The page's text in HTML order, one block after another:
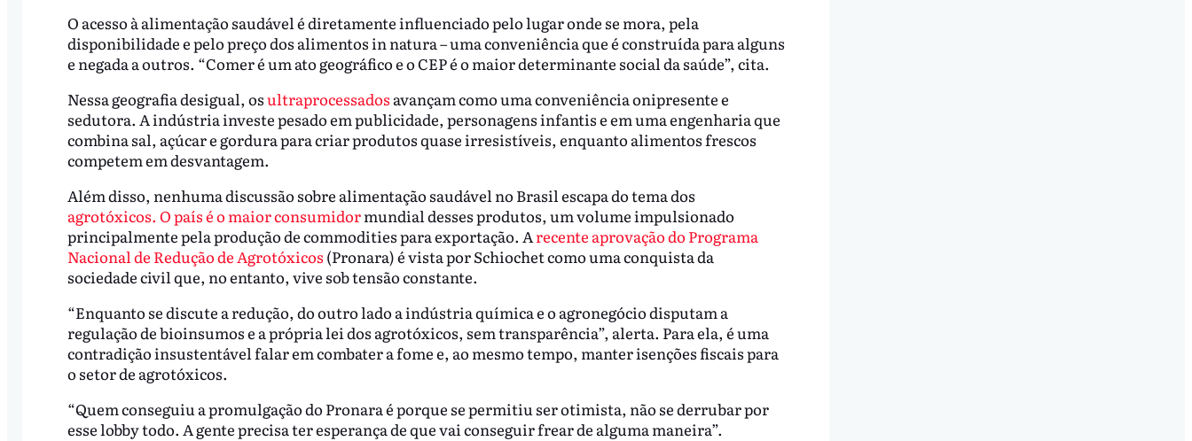
O acesso à alimentação saudável é diretamente influenciado pelo lugar onde se mora, pela
disponibilidade e pelo preço dos alimentos in natura – uma conveniência que é construída para alguns
e negada a outros. “Comer é um ato geográfico e o CEP é o maior determinante social da saúde”, cita.
Nessa geografia desigual, osultraprocessados avançam como uma conveniência onipresente e
sedutora. A indústria investe pesado em publicidade, personagens infantis e em uma engenharia que
combina sal, açúcar e gordura para criar produtos quase irresistíveis, enquanto alimentos frescos
competem em desvantagem.
Além disso, nenhuma discussão sobre alimentação saudável no Brasil escapa do tema dos
agrotóxicos. O país é o maior consumidormundial desses produtos, um volume impulsionado
principalmente pela produção de commodities para exportação. A recente aprovação do Programa
Nacional de Redução de Agrotóxicos (Pronara) é vista por Schiochet como uma conquista da
sociedade civil que, no entanto, vive sob tensão constante.
“Enquanto se discute a redução, do outro lado a indústria química e o agronegócio disputam a
regulação de bioinsumos e a própria lei dos agrotóxicos, sem transparência”, alerta. Para ela, é uma
contradição insustentável falar em combater a fome e, ao mesmo tempo, manter isenções fiscais para
o setor de agrotóxicos.
“Quem conseguiu a promulgação do Pronara é porque se permitiu ser otimista, não se derrubar por
esse lobby todo. A gente precisa ter esperança de que vai conseguir frear de alguma maneira”.